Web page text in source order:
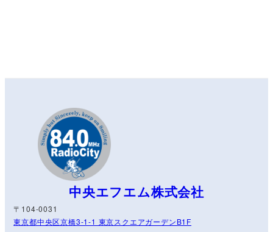
中央エフエム株式会社
〒104-0031
東京都中央区京橋3-1-1 東京スクエアガーデンB1F